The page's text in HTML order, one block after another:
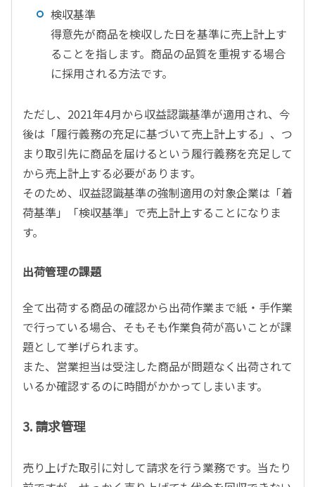
検収基準
得意先が商品を検収した日を基準に売上計上す
ることを指します。商品の品質を重視する場合
に採用される方法です。
ただし、2021年4月から収益認識基準が適用され、今
後は「履行義務の充足に基づいて売上計上する」、つ
まり取引先に商品を届けるという履行義務を充足して
から売上計上する必要があります。
そのため、収益認識基準の強制適用の対象企業は「着
荷基準」「検収基準」で売上計上することになりま
す。
出荷管理の課題
全て出荷する商品の確認から出荷作業まで紙・手作業
で行っている場合、そもそも作業負荷が高いことが課
題として挙げられます。
また、営業担当は受注した商品が問題なく出荷されて
いるか確認するのに時間がかかってしまいます。
3. 請求管理
売り上げた取引に対して請求を行う業務です。当たり